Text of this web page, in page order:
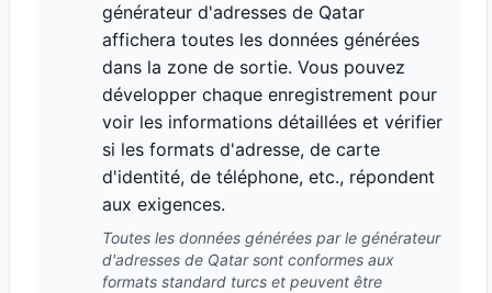
générateur d'adresses de Qatar
affichera toutes les données générées
dans la zone de sortie. Vous pouvez
développer chaque enregistrement pour
voir les informations détaillées et vérifier
si les formats d'adresse, de carte
d'identité, de téléphone, etc., répondent
aux exigences.
Toutes les données générées par le générateur
d'adresses de Qatar sont conformes aux
formats standard turcs et peuvent être